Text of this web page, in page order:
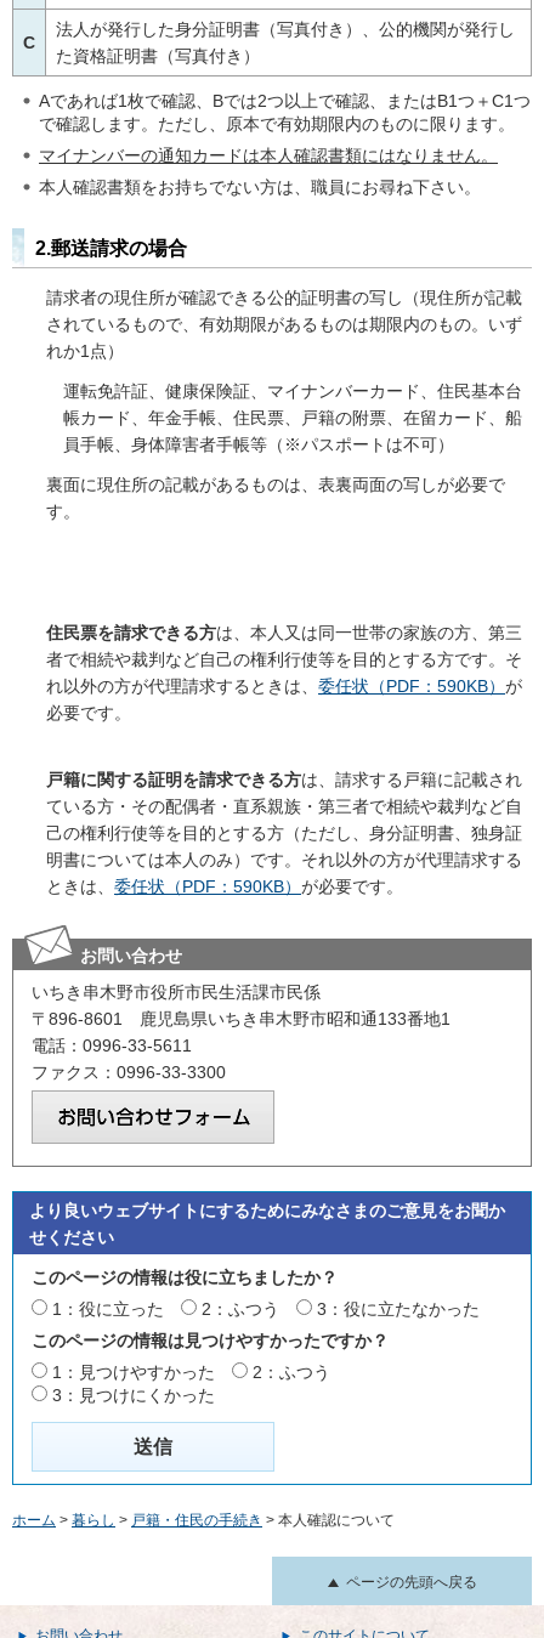
C
法人が発行した身分証明書（写真付き）、公的機関が発行し
た資格証明書（写真付き）
Aであれば1枚で確認、Bでは2つ以上で確認、またはB1つ＋C1つ
で確認します。ただし、原本で有効期限内のものに限ります。
マイナンバーの通知カードは本人確認書類にはなりません。
本人確認書類をお持ちでない方は、職員にお尋ね下さい。
2.郵送請求の場合
請求者の現住所が確認できる公的証明書の写し（現住所が記載
されているもので、有効期限があるものは期限内のもの。いず
れか1点）
運転免許証、健康保険証、マイナンバーカード、住民基本台
帳カード、年金手帳、住民票、戸籍の附票、在留カード、船
員手帳、身体障害者手帳等（※パスポートは不可）
裏面に現住所の記載があるものは、表裏両面の写しが必要で
す。
住民票を請求できる方は、本人又は同一世帯の家族の方、第三
者で相続や裁判など自己の権利行使等を目的とする方です。そ
れ以外の方が代理請求するときは、 委任状（PDF：590KB） が
必要です。
戸籍に関する証明を請求できる方は、請求する戸籍に記載され
ている方・その配偶者・直系親族・第三者で相続や裁判など自
己の権利行使等を目的とする方（ただし、身分証明書、独身証
明書については本人のみ）です。それ以外の方が代理請求する
ときは、 委任状（PDF：590KB） が必要です。
お問い合わせ
いちき串木野市役所市民生活課市民係
〒896-8601 鹿児島県いちき串木野市昭和通133番地1
電話：0996-33-5611
ファクス：0996-33-3300
より良いウェブサイトにするためにみなさまのご意見をお聞か
せください
このページの情報は役に立ちましたか？
1：役に立った
2：ふつう
3：役に立たなかった
このページの情報は見つけやすかったですか？
1：見つけやすかった
2：ふつう
3：見つけにくかった
ホーム > 暮らし > 戸籍・住民の手続き > 本人確認について
ページの先頭へ戻る